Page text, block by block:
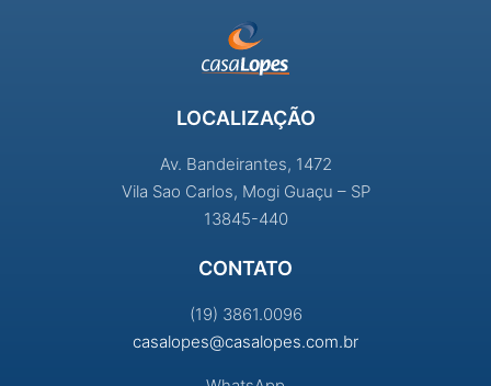
LOCALIZAÇÃO
Av. Bandeirantes, 1472
Vila Sao Carlos, Mogi Guaçu – SP
13845-440
CONTATO
(19) 3861.0096
casalopes@casalopes.com.br